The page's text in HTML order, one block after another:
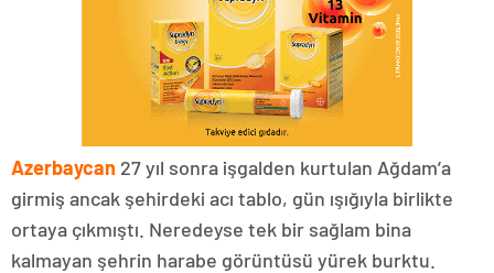
Azerbaycan 27 yıl sonra işgalden kurtulan Ağdam’a
girmiş ancak şehirdeki acı tablo, gün ışığıyla birlikte
ortaya çıkmıştı. Neredeyse tek bir sağlam bina
kalmayan şehrin harabe görüntüsü yürek burktu.